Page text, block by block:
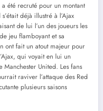
été recruté pour un montant
déjà illustré à l’Ajax
de lui l’un des joueurs les
jeu flamboyant et sa
ont fait un atout majeur pour
qui voyait en lui un
United. Les fans
raviver l’attaque des Red
plusieurs saisons